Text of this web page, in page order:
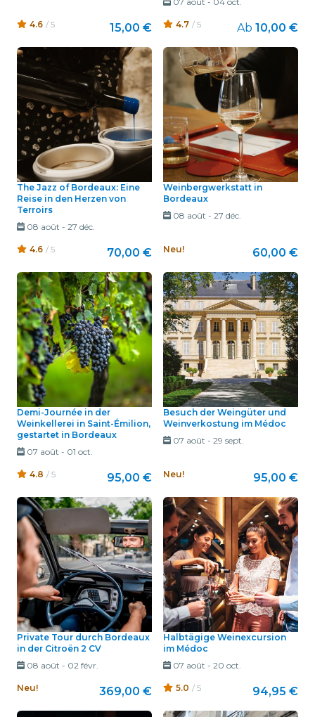
4.6 / 5 15,00 € 4.7 / 5 Ab 10,00 €
The Jazz of Bordeaux: Eine
Reise in den Herzen von
Terroirs
08 août - 27 déc.
4.6 / 5 70,00 €
Weinbergwerkstatt in
Bordeaux
08 août - 27 déc.
Neu! 60,00 €
Demi-Journée in der
Weinkellerei in Saint-Émilion,
gestartet in Bordeaux
07 août - 01 oct.
4.8 / 5 95,00 €
Besuch der Weingüter und
Weinverkostung im Médoc
07 août - 29 sept.
Neu! 95,00 €
Private Tour durch Bordeaux
in der Citroën 2 CV
08 août - 02 févr.
Neu! 369,00 €
Halbtägige Weinexcursion
im Médoc
07 août - 20 oct.
5.0 / 5 94,95 €